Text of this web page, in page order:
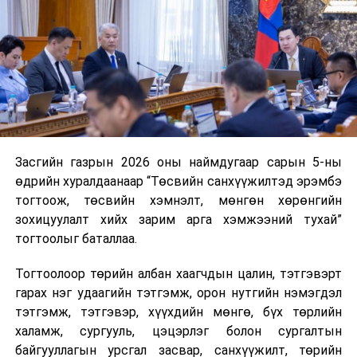
хэлэлцүүлэгт
бэлтгэх үүрэг
бүхий Эдийн
засгийн байнгын
хорооны ажлын
хэсгийн хуралдаан
даргын
захирамжаар
байгуулагдсан
Олон улсын
хямралт нөхцөл
байдлаас үүдэлтэй
гол нэр төрлийн
бүтээгдэхүүний
үнийн өсөлт,
хууль”
танхимд
нэгжийг 375 мянга хүртэлх еврогоор торгох
боломжтой. Харин хэрэглэгч өөрөө зөвшөөрсөн,
эсвэл тухайн компанитай өмнө нь гэрээний
харилцаатай бөгөөд шинэ үйлчилгээ санал болгож
буй тохиолдолд хориг үйлчлэхгүй. Иргэд
зөвшөөрөлгүй дуудлагын талаар төрийн цахим
хуудсаар мэдээлэх боломжтой.
Шинэ хууль Францын зах зээлд үйлчилдэг гадаадын
дуудлагын төвүүдэд нөлөөлөхөөр байна. Тухайлбал,
Мароккогийн дуудлагын төвүүдийн орлогын 80 гаруй
хувь Францын зах зээлээс бүрддэг бөгөөд тус улсын
40–50 мянган ажлын байр эрсдэлд орж болзошгүйг
Засгийн газрын 2026 оны наймдугаар сарын 5-ны
өдрийн хуралдаанаар “Төсвийн санхүүжилтэд эрэмбэ
тогтоож, төсвийн хэмнэлт, мөнгөн хөрөнгийн
зохицуулалт хийх зарим арга хэмжээний тухай”
тогтоолыг баталлаа.
Тогтоолоор төрийн албан хаагчдын цалин, тэтгэвэрт
гарах нэг удаагийн тэтгэмж, орон нутгийн нэмэгдэл
тэтгэмж, тэтгэвэр, хүүхдийн мөнгө, бүх төрлийн
халамж, сургууль, цэцэрлэг болон сургалтын
байгууллагын урсгал засвар, санхүүжилт, төрийн